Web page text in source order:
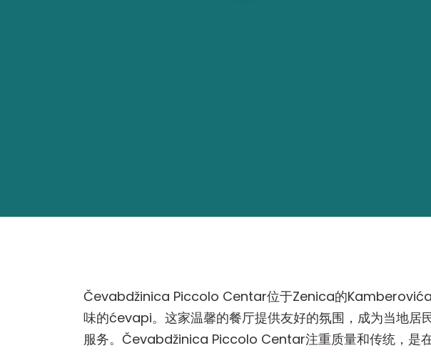
Čevabdžinica Piccolo Centar位于Zenica的Kamberovića
味的ćevapi。这家温馨的餐厅提供友好的氛围，成为当地居
服务。Čevabdžinica Piccolo Centar注重质量和传统，是在